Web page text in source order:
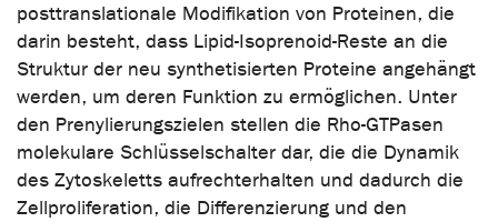
posttranslationale Modifikation von Proteinen, die
darin besteht, dass Lipid-Isoprenoid-Reste an die
Struktur der neu synthetisierten Proteine angehängt
werden, um deren Funktion zu ermöglichen. Unter
den Prenylierungszielen stellen die Rho-GTPasen
molekulare Schlüsselschalter dar, die die Dynamik
des Zytoskeletts aufrechterhalten und dadurch die
Zellproliferation, die Differenzierung und den